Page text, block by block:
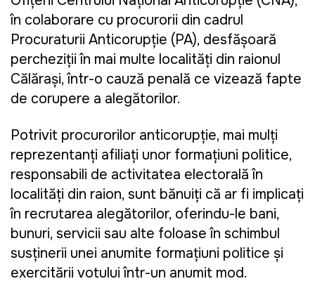
în colaborare cu procurorii din cadrul
Procuraturii Anticorupție (PA), desfășoară
percheziții în mai multe localități din raionul
Călărași, într-o cauză penală ce vizează fapte
de corupere a alegătorilor.
Potrivit procurorilor anticorupție, mai mulți
reprezentanți afiliați unor formațiuni politice,
responsabili de activitatea electorală în
localități din raion, sunt bănuiți că ar fi implicați
în recrutarea alegătorilor, oferindu-le bani,
bunuri, servicii sau alte foloase în schimbul
susținerii unei anumite formațiuni politice și
exercitării votului într-un anumit mod.